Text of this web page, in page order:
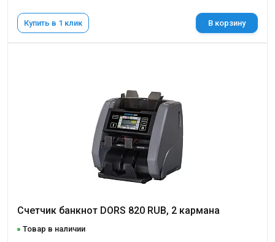
Купить в 1 клик В корзину
Счетчик банкнот DORS 820 RUB, 2 кармана
Товар в наличии